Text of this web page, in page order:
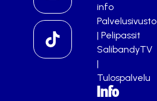
info
Palvelusivusto
| Pelipassit
SalibandyTV
|
Tulospalvelu
Info